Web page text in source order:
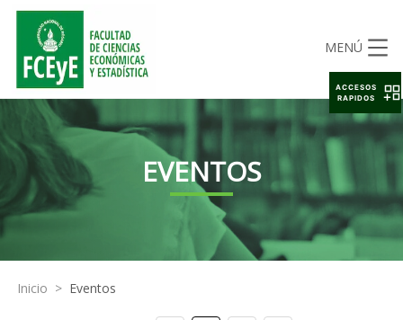
MENÚ
EVENTOS
Inicio > Eventos
ACCESOS
RAPIDOS